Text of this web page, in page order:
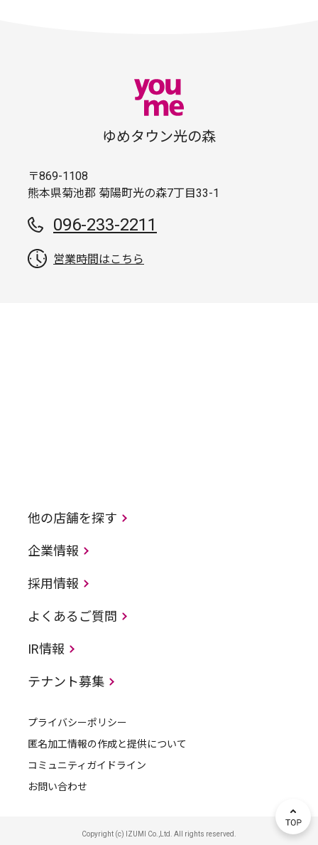
ゆめタウン光の森
〒869-1108
熊本県菊池郡 菊陽町光の森7丁目33-1
096-233-2211
営業時間はこちら
他の店舗を探す
企業情報
採用情報
よくあるご質問
IR情報
テナント募集
プライバシーポリシー
匿名加工情報の作成と提供について
コミュニティガイドライン
お問い合わせ
Copyright (c) IZUMI Co.,Ltd. All rights reserved.